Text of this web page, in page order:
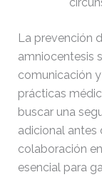
La prevención
amniocentesis
comunicación
prácticas
buscar una
adicional antes
colaboración
esencial para